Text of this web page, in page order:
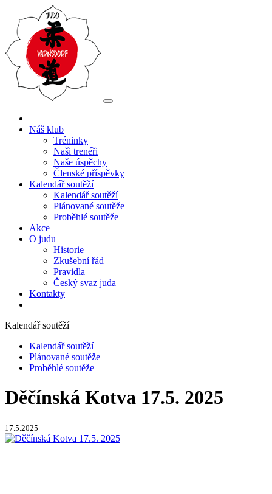
Náš klub
Tréninky
Naši trenéři
Naše úspěchy
Členské příspěvky
Kalendář soutěží
Kalendář soutěží
Plánované soutěže
Proběhlé soutěže
Akce
O judu
Historie
Zkušební řád
Pravidla
Český svaz juda
Kontakty
Kalendář soutěží
Kalendář soutěží
Plánované soutěže
Proběhlé soutěže
Děčínská Kotva 17.5. 2025
17.5.2025